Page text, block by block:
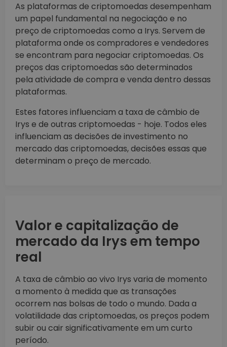
As plataformas de criptomoedas desempenham
um papel fundamental na negociação e no
preço de criptomoedas como a Irys. Servem de
plataforma onde os compradores e vendedores
se encontram para negociar criptomoedas. Os
preços das criptomoedas são determinados
pela atividade de compra e venda dentro dessas
plataformas.
Estes fatores influenciam a taxa de câmbio de
Irys e de outras criptomoedas - hoje. Todos eles
influenciam as decisões de investimento no
mercado das criptomoedas, decisões essas que
determinam o preço de mercado.
Valor e capitalização de
mercado da Irys em tempo
real
A taxa de câmbio ao vivo Irys varia de momento
a momento à medida que as transações
ocorrem nas bolsas de todo o mundo. Dada a
volatilidade das criptomoedas, os preços podem
subir ou cair significativamente em um curto
período.